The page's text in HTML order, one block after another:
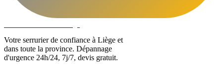
Votre serrurier de confiance à Liège et
dans toute la province. Dépannage
d'urgence 24h/24, 7j/7, devis gratuit.